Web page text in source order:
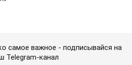
самое важное - подписывайся на
Telegram-канал